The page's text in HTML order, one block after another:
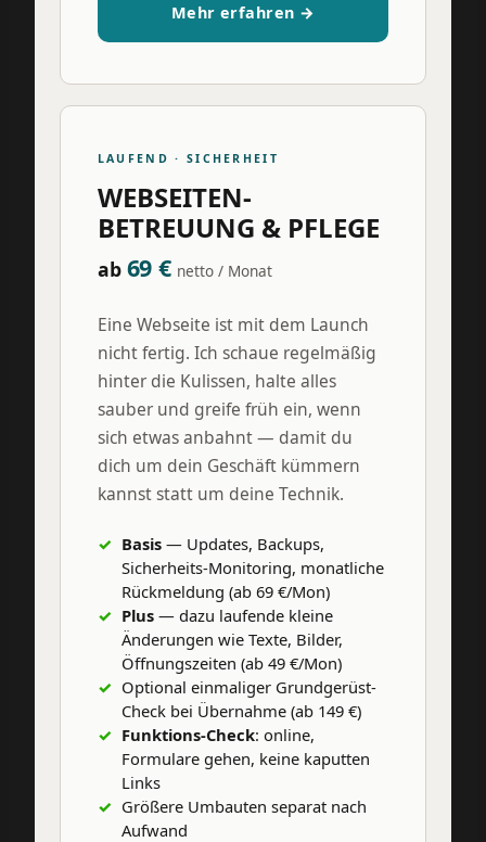
Mehr erfahren →
LAUFEND · SICHERHEIT
WEBSEITEN-
BETREUUNG & PFLEGE
ab 69 € netto / Monat
Eine Webseite ist mit dem Launch
nicht fertig. Ich schaue regelmäßig
hinter die Kulissen, halte alles
sauber und greife früh ein, wenn
sich etwas anbahnt — damit du
dich um dein Geschäft kümmern
kannst statt um deine Technik.
Basis — Updates, Backups,
Sicherheits-Monitoring, monatliche
Rückmeldung (ab 69 €/Mon)
Plus — dazu laufende kleine
Änderungen wie Texte, Bilder,
Öffnungszeiten (ab 49 €/Mon)
Optional einmaliger Grundgerüst-
Check bei Übernahme (ab 149 €)
Funktions-Check: online,
Formulare gehen, keine kaputten
Links
Größere Umbauten separat nach
Aufwand